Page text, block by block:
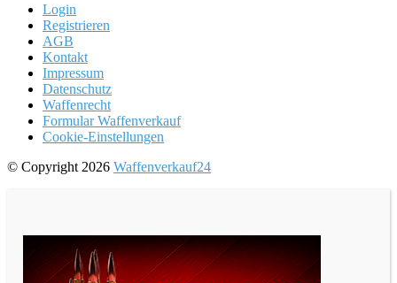
Login
Registrieren
AGB
Kontakt
Impressum
Datenschutz
Waffenrecht
Formular Waffenverkauf
Cookie-Einstellungen
© Copyright 2026 Waffenverkauf24